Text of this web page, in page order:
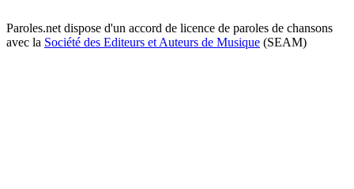
Paroles.net dispose d'un accord de licence de paroles de chansons
avec la Société des Editeurs et Auteurs de Musique (SEAM)